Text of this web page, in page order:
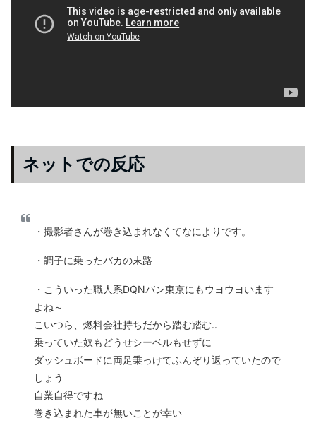
ネットでの反応
・撮影者さんが巻き込まれなくてなによりです。
・調子に乗ったバカの末路
・こういった職人系DQNバン東京にもウヨウヨいます
よね～
こいつら、燃料会社持ちだから踏む踏む..
乗っていた奴もどうせシーベルもせずに
ダッシュボードに両足乗っけてふんぞり返っていたので
しょう
自業自得ですね
巻き込まれた車が無いことが幸い